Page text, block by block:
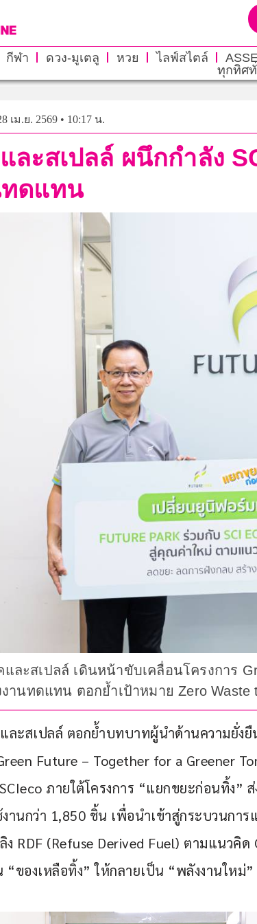
กีฬา ดวง-มูเตลู หวย ไลฟ์สไตล์
ทุกทิศ
เม.ย. 2569 • 10:17 น.
ละสเปลล์ ผนึกกำลัง
ดแทน
ละสเปลล์ เดินหน้าขับเคลื่อนโครงการ
านทดแทน ตอกย้ำเป้าหมาย Zero Waste
ละสเปลล์ ตอกย้ำบทบาทผู้นำด้านความยั่ง
Future – Together for a Greener
ภายใต้โครงการ “แยกขยะก่อนทิ้ง”
านกว่า 1,850 ชิ้น เพื่อนำเข้าสู่กระบวนการ
RDF (Refuse Derived Fuel) ตามแนวคิด
ของเหลือทิ้ง” ให้กลายเป็น “พลังงานใหม่